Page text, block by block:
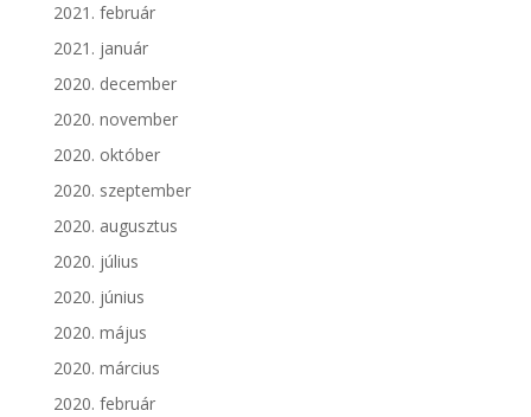
2021. február
2021. január
2020. december
2020. november
2020. október
2020. szeptember
2020. augusztus
2020. július
2020. június
2020. május
2020. március
2020. február